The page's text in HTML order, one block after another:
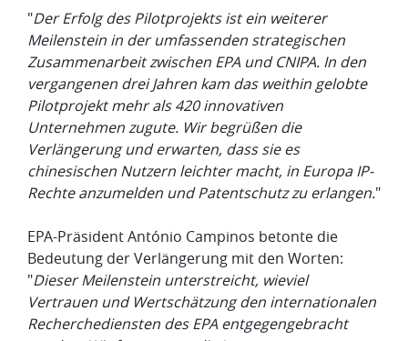
"Der Erfolg des Pilotprojekts ist ein weiterer
Meilenstein in der umfassenden strategischen
Zusammenarbeit zwischen EPA und CNIPA. In den
vergangenen drei Jahren kam das weithin gelobte
Pilotprojekt mehr als 420 innovativen
Unternehmen zugute. Wir begrüßen die
Verlängerung und erwarten, dass sie es
chinesischen Nutzern leichter macht, in Europa IP-
Rechte anzumelden und Patentschutz zu erlangen."
EPA-Präsident António Campinos betonte die
Bedeutung der Verlängerung mit den Worten:
"Dieser Meilenstein unterstreicht, wieviel
Vertrauen und Wertschätzung den internationalen
Recherchediensten des EPA entgegengebracht